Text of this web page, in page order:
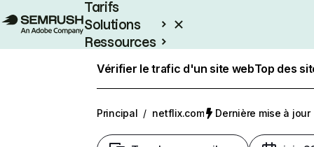
Tarifs
Solutions
Ressources
Vérifier le trafic d'un site webTop des
Principal / netflix.com Dernière mise à jour